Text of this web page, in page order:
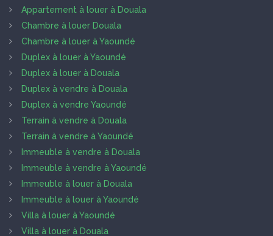
Appartement à louer à Douala
Chambre à louer Douala
Chambre à louer à Yaoundé
Duplex à louer à Yaoundé
Duplex à louer à Douala
Duplex à vendre à Douala
Duplex à vendre Yaoundé
Terrain à vendre à Douala
Terrain à vendre à Yaoundé
Immeuble à vendre à Douala
Immeuble à vendre à Yaoundé
Immeuble à louer à Douala
Immeuble à louer à Yaoundé
Villa à louer à Yaoundé
Villa à louer à Douala